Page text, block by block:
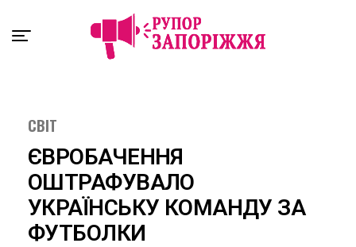
СВІТ
ЄВРОБАЧЕННЯ
ОШТРАФУВАЛО
УКРАЇНСЬКУ КОМАНДУ ЗА
ФУТБОЛКИ
Exit mobile version